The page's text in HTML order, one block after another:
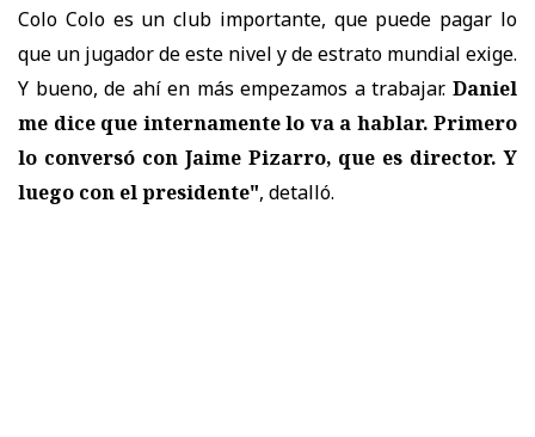
Colo Colo es un club importante, que puede pagar lo
que un jugador de este nivel y de estrato mundial exige.
Y bueno, de ahí en más empezamos a trabajar. Daniel
me dice que internamente lo va a hablar. Primero
lo conversó con Jaime Pizarro, que es director. Y
luego con el presidente", detalló.